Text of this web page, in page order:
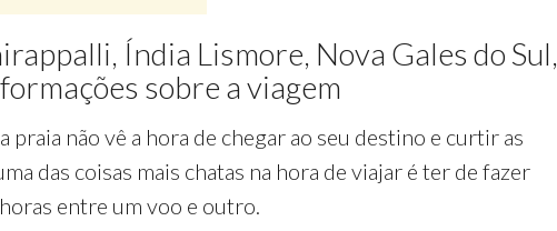
Índia Lismore, Nova Gales do Sul,
sobre a viagem
praia não vê a hora de chegar ao seu destino e curtir as
das coisas mais chatas na hora de viajar é ter de fazer
entre um voo e outro.